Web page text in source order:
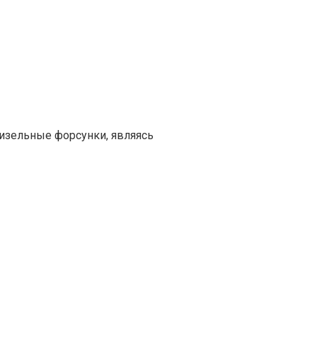
форсунки, являясь